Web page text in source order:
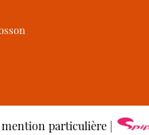
particulière |